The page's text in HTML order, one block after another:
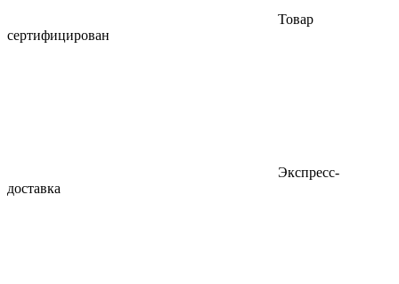
Товар
сертифицирован
Экспресс-
доставка